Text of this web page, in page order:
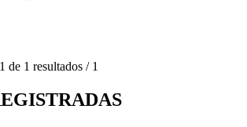
1 de 1 resultados / 1